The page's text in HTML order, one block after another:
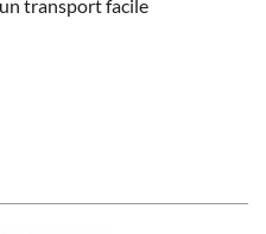
transport facile